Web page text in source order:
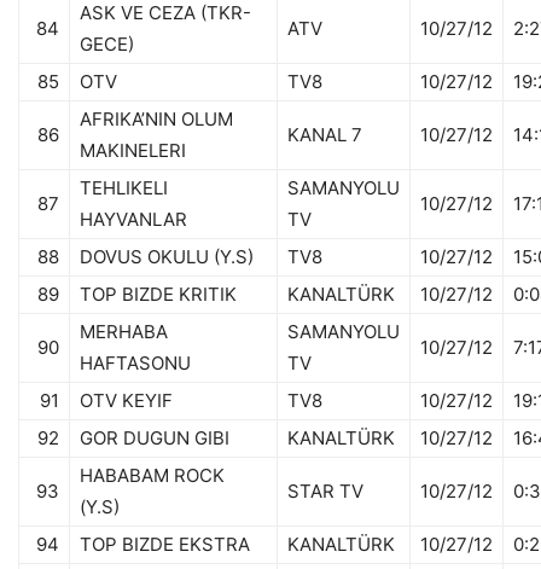
84
ASK VE CEZA (TKR-
GECE)
ATV 10/27/12
85 OTV TV8 10/27/12
86
AFRIKA’NIN OLUM
MAKINELERI
KANAL 7 10/27/12
87
TEHLIKELI
HAYVANLAR
SAMANYOLU
TV
10/27/12
88 DOVUS OKULU (Y.S) TV8 10/27/12
89
TOP BIZDE KRITIK KANALTÜRK 10/27/12
90
MERHABA
HAFTASONU
SAMANYOLU
TV
10/27/12
91 OTV KEYIF TV8 10/27/12
92
GOR DUGUN GIBI KANALTÜRK 10/27/12
93
HABABAM ROCK
(Y.S)
STAR TV 10/27/12
94 TOP BIZDE EKSTRA KANALTÜRK 10/27/12